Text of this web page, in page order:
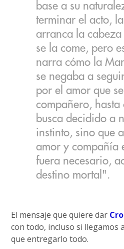
base a su
terminar el acto,
arranca la
se la come, pero
narra cómo la
se negaba a
por el amor que
compañero, hasta
busca decidido a
instinto, sino que
amor y compañía
fuera necesario,
destino mortal".
El mensaje que quiere dar
con todo, incluso si llegamos
que entregarlo todo.